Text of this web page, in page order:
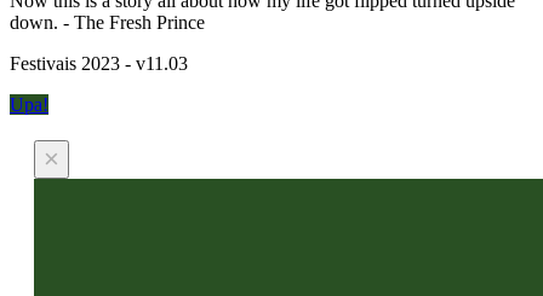
down. - The Fresh Prince
Festivais 2023 - v11.03
Upa!
×